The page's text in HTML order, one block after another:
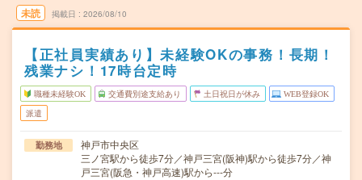
未読 掲載日 2026/08/10
【正社員実績あり】未経験OKの事務！長期！
残業ナシ！17時台定時
職種未経験OK 交通費別途支給あり 土日祝日が休み WEB登録OK
派遣
勤務地
神戸市中央区
三ノ宮駅から徒歩7分／神戸三宮(阪神)駅から徒歩7分／神
戸三宮(阪急・神戸高速)駅から---分